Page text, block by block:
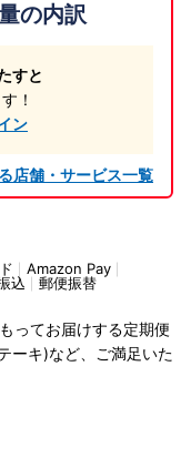
の内訳
すと
！
ン
店舗・サービス一覧
Amazon Pay
込 郵便振替
ってお届けする定期便
ーキ)など、ご満足いた